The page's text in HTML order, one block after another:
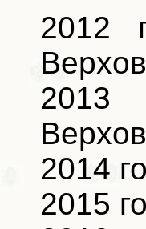
2012
2013
2014
2015